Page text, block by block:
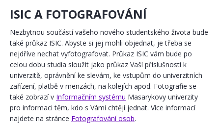
ISIC A FOTOGRAFOVÁNÍ
Nezbytnou součástí vašeho nového studentského života bude
také průkaz ISIC. Abyste si jej mohli objednat, je třeba se
nejdříve nechat vyfotografovat. Průkaz ISIC vám bude po
celou dobu studia sloužit jako průkaz Vaší příslušnosti k
univerzitě, oprávnění ke slevám, ke vstupům do univerzitních
zařízení, platbě v menzách, na kolejích apod. Fotografie se
také zobrazí v Informačním systému Masarykovy univerzity
pro informaci těm, kdo s Vámi chtějí jednat. Více informací
najdete na stránce Fotografování osob.